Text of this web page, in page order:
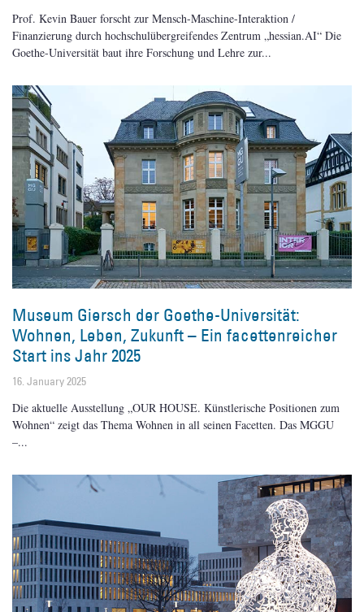
Prof. Kevin Bauer forscht zur Mensch-Maschine-Interaktion /
Finanzierung durch hochschulübergreifendes Zentrum „hessian.AI“ Die
Goethe-Universität baut ihre Forschung und Lehre zur
Museum Giersch der Goethe-Universität:
Wohnen, Leben, Zukunft – Ein facettenreicher
Start ins Jahr 2025
16. January 2025
Die aktuelle Ausstellung „OUR HOUSE. Künstlerische Positionen zum
Wohnen“ zeigt das Thema Wohnen in all seinen Facetten. Das MGGU
–